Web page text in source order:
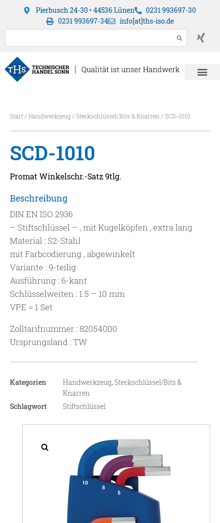
Pierbusch 24-30 • 44536 Lünen
0231 993697-30
0231 993697-34
info[at]ths-iso.de
Start/ Handwerkzeug/ Steckschlüssel/Bits & Knarren / SCD-1010
SCD-1010
Promat Winkelschr.-Satz 9tlg.
Beschreibung
DIN EN ISO 2936
– Stiftschlüssel – , mit Kugelköpfen , extra lang
Material : S2-Stahl
mit Farbcodierung , abgewinkelt
Variante : 9-teilig
Ausführung : 6-kant
Schlüsselweiten : 1.5 – 10 mm
VPE = 1 Set
Zolltarifnummer : 82054000
Ursprungsland : TW
Kategorien Handwerkzeug,Steckschlüssel/Bits &
Knarren
Schlagwort
Stiftschlüssel